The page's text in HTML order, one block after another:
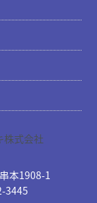
本1908-1
3445